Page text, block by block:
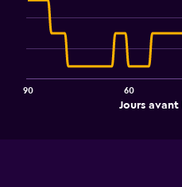
Line
chart
The
Chart
graphic.
Jours
90 60